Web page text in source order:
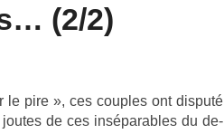
(2/2)
le pire », ces co­u­ples ont dis­puté
de ces in­sépar­ables du de­